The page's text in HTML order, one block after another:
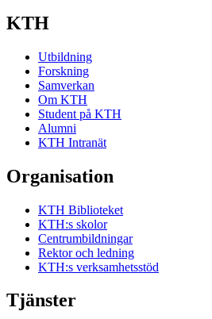
KTH
Utbildning
Forskning
Samverkan
Om KTH
Student på KTH
Alumni
KTH Intranät
Organisation
KTH Biblioteket
KTH:s skolor
Centrumbildningar
Rektor och ledning
KTH:s verksamhetsstöd
Tjänster